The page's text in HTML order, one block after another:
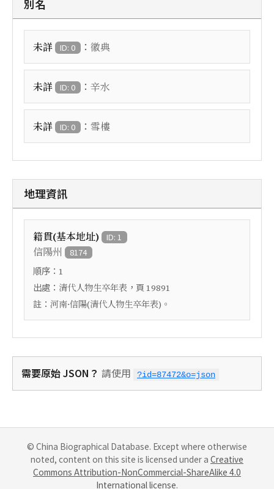
別名
未詳 ID: 0 ： 徽典
未詳 ID: 0 ： 辛水
未詳 ID: 0 ： 雪樓
地理資訊
籍貫(基本地址) ID: 1
信陽州 8174
順序： 1
出處： 清代人物生卒年表 ，頁 19891
註： 河南·信陽(清代人物生卒年表)。
需要原始 JSON？ 請使用 ?id=87472&o=json
© China Biographical Database. Except where otherwise
noted, content on this site is licensed under a Creative
Commons Attribution-NonCommercial-ShareAlike 4.0
International license.